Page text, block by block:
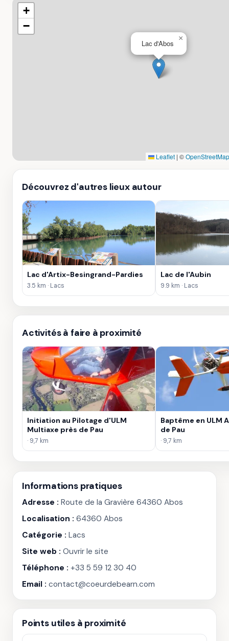
Lac d'Abos
×
+
−
Leaflet | ©
Découvrez d'autres lieux autour
Lac d'Artix-Besingrand-Pardies
3.5 km · Lacs
Lac de l'Aubin
9.9 km · Lacs
Activités à faire à proximité
Initiation au Pilotage d'ULM
Multiaxe près de Pau
· 9,7 km
Baptême en ULM
de Pau
· 9,7 km
Informations pratiques
Adresse : Route de la Gravière 64360 Abos
Localisation : 64360 Abos
Catégorie : Lacs
Site web : Ouvrir le site
Téléphone : +33 5 59 12 30 40
Email : contact@coeurdebearn.com
Points utiles à proximité